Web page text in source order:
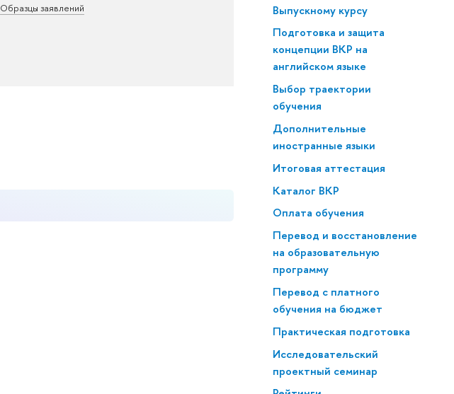
Выпускному курсу
Подготовка и защита
концепции ВКР на
английском языке
Выбор траектории
обучения
Дополнительные
иностранные языки
Итоговая аттестация
Каталог ВКР
Оплата обучения
Перевод и восстановление
на образовательную
программу
Перевод с платного
обучения на бюджет
Практическая подготовка
Исследовательский
проектный семинар
Образцы заявлений